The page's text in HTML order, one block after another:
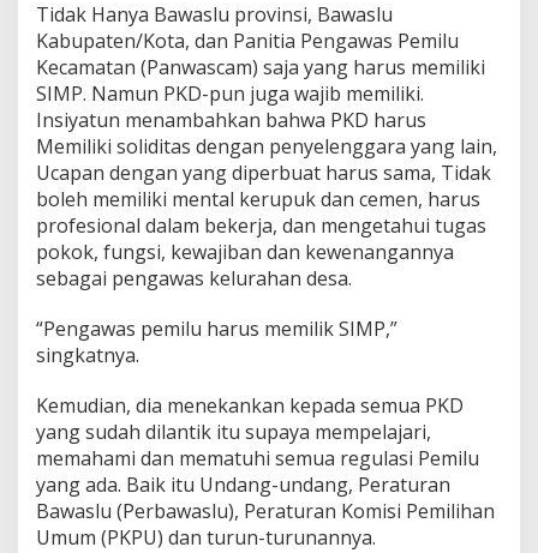
Tidak Hanya Bawaslu provinsi, Bawaslu
Kabupaten/Kota, dan Panitia Pengawas Pemilu
Kecamatan (Panwascam) saja yang harus memiliki
SIMP. Namun PKD-pun juga wajib memiliki.
Insiyatun menambahkan bahwa PKD harus
Memiliki soliditas dengan penyelenggara yang lain,
Ucapan dengan yang diperbuat harus sama, Tidak
boleh memiliki mental kerupuk dan cemen, harus
profesional dalam bekerja, dan mengetahui tugas
pokok, fungsi, kewajiban dan kewenangannya
sebagai pengawas kelurahan desa.
“Pengawas pemilu harus memilik SIMP,”
singkatnya.
Kemudian, dia menekankan kepada semua PKD
yang sudah dilantik itu supaya mempelajari,
memahami dan mematuhi semua regulasi Pemilu
yang ada. Baik itu Undang-undang, Peraturan
Bawaslu (Perbawaslu), Peraturan Komisi Pemilihan
Umum (PKPU) dan turun-turunannya.